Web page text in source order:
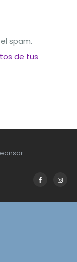
spam.
de tus
Facebook